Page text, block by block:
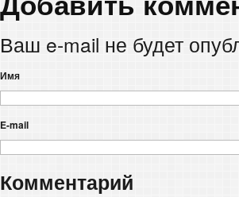
Ваш e-mail не будет
Имя
E-mail
Комментарий